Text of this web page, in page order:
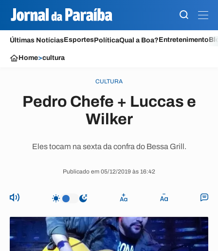
Últimas NotíciasEsportesPolíticaQual a Boa?Entretenimento
Home>cultura
CULTURA
Pedro Chefe + Luccas e
Wilker
Eles tocam na sexta da confra do Bessa Grill.
Publicado em 05/12/2019 às 16:42